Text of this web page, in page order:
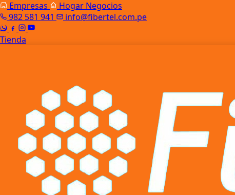
Empresas Hogar Negocios
982 581 941
info@fibertel.com.pe
Tienda